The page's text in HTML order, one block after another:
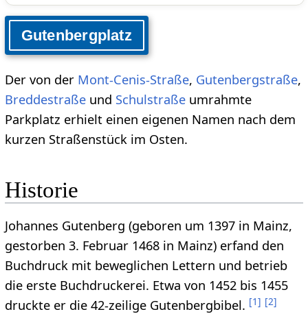
Gutenbergplatz
Der von der Mont-Cenis-Straße, Gutenbergstraße,
Breddestraßeund Schulstraßeumrahmte
Parkplatz erhielt einen eigenen Namen nach dem
kurzen Straßenstück im Osten.
Historie
Johannes Gutenberg (geboren um 1397 in Mainz,
gestorben 3. Februar 1468 in Mainz) erfand den
Buchdruck mit beweglichen Lettern und betrieb
die erste Buchdruckerei. Etwa von 1452 bis 1455
druckte er die 42-zeilige Gutenbergbibel. [1] [2]